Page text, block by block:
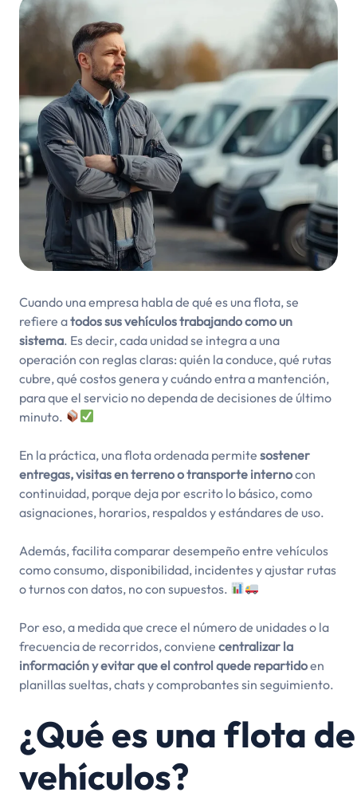
Cuando una empresa habla de qué es una flota, se
refiere atodos sus vehículos trabajando como un
sistema. Es decir, cada unidad se integra a una
operación con reglas claras: quién la conduce, qué rutas
cubre, qué costos genera y cuándo entra a mantención,
para que el servicio no dependa de decisiones de último
minuto.
En la práctica, una flota ordenada permite sostener
entregas, visitas en terreno o transporte internocon
continuidad, porque deja por escrito lo básico, como
asignaciones, horarios, respaldos y estándares de uso.
Además, facilita comparar desempeño entre vehículos
como consumo, disponibilidad, incidentes y ajustar rutas
o turnos con datos, no con supuestos.
Por eso, a medida que crece el número de unidades o la
frecuencia de recorridos, conviene centralizar la
información y evitar que el control quede repartidoen
planillas sueltas, chats y comprobantes sin seguimiento.
¿Qué es una flota de
vehículos?